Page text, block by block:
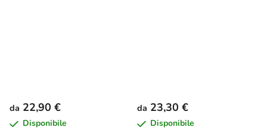
da 22,90 €
Disponibile
da 23,30 €
Disponibile